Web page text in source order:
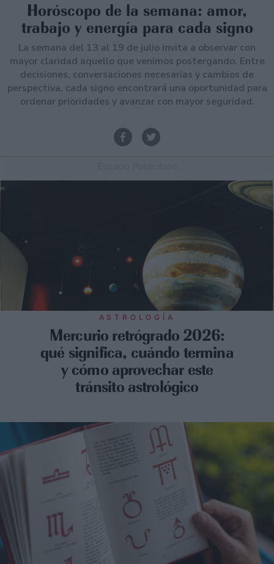
Horóscopo de la semana: amor,
trabajo y energía para cada signo
La semana del 13 al 19 de julio invita a observar con
mayor claridad aquello que venimos postergando. Entre
decisiones, conversaciones necesarias y cambios de
perspectiva, cada signo encontrará una oportunidad para
ordenar prioridades y avanzar con mayor seguridad.
ASTROLOGÍA
Mercurio retrógrado 2026:
qué significa, cuándo termina
y cómo aprovechar este
tránsito astrológico